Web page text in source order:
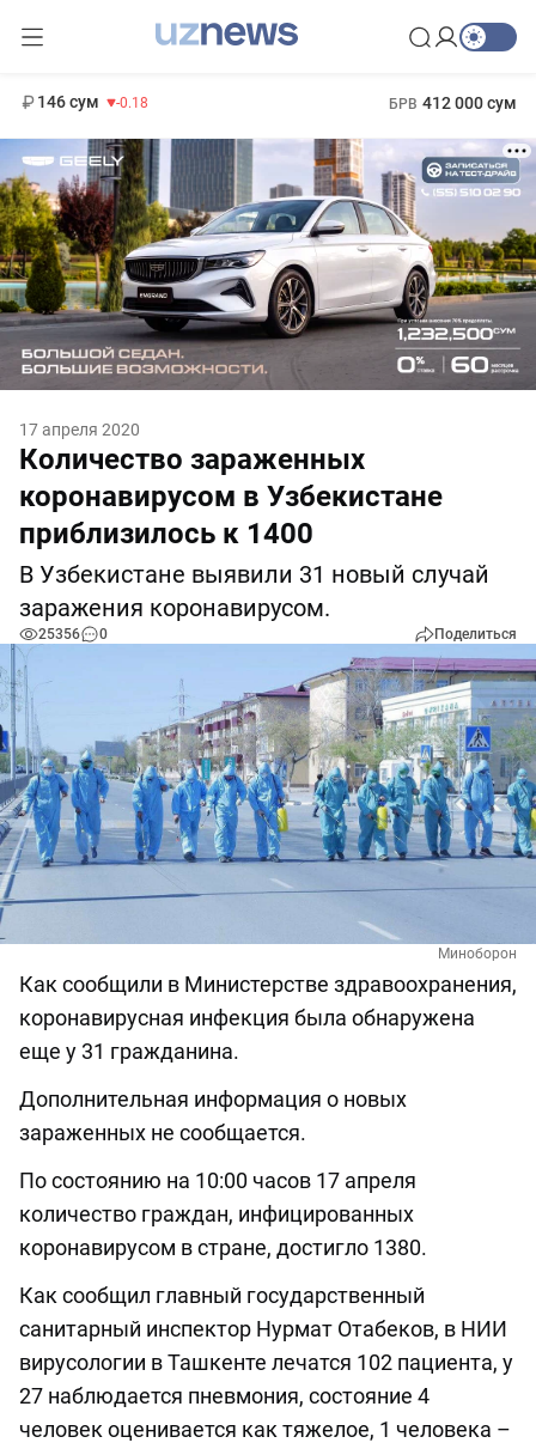
146 сум -0.18 БРВ 412 000 сум
17 апреля 2020
Количество зараженных
коронавирусом в Узбекистане
приблизилось к 1400
В Узбекистане выявили 31 новый случай
заражения коронавирусом.
25356 0 Поделиться
Миноборон
Как сообщили в Министерстве здравоохранения,
коронавирусная инфекция была обнаружена
еще у 31 гражданина.
Дополнительная информация о новых
зараженных не сообщается.
По состоянию на 10:00 часов 17 апреля
количество граждан, инфицированных
коронавирусом в стране, достигло 1380.
Как сообщил главный государственный
санитарный инспектор Нурмат Отабеков, в НИИ
вирусологии в Ташкенте лечатся 102 пациента, у
27 наблюдается пневмония, состояние 4
человек оценивается как тяжелое, 1 человека –